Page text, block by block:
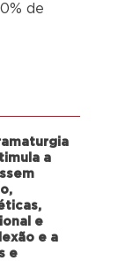
de
a
e
e a
e